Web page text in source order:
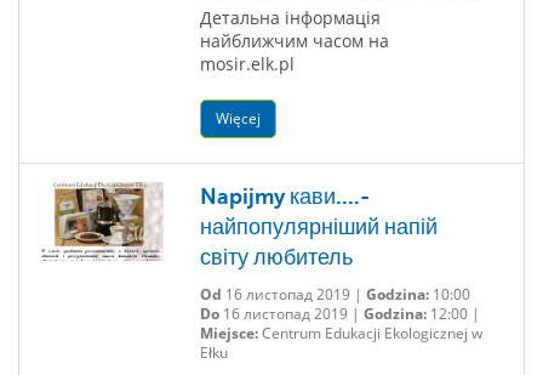
Детальна інформація
найближчим часом на
mosir.elk.pl
Więcej
Napijmy кави....-
найпопулярніший напій
світу любитель
Od 16 листопад 2019 | Godzina:10:00
Do16 листопад 2019 | Godzina:12:00 |
Miejsce:Centrum Edukacji Ekologicznej w
Ełku